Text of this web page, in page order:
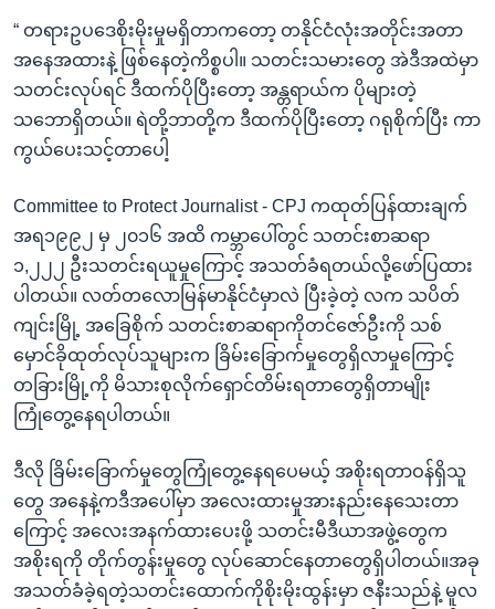
“ တရားဥပဒေစိုးမိုးမှုမရှိတာကတော့ တနိုင်ငံလုံးအတိုင်းအတာ
အနေအထားနဲ့ ဖြစ်နေတဲ့ကိစ္စပါ။ သတင်းသမားတွေ အဲဒီအထဲမှာ
သတင်းလုပ်ရင် ဒီထက်ပိုပြီးတော့ အန္တရာယ်က ပိုများတဲ့
သဘောရှိတယ်။ ရဲတို့ဘာတို့က ဒီထက်ပိုပြီးတော့ ဂရုစိုက်ပြီး ကာ
ကွယ်ပေးသင့်တာပေါ့
Committee to Protect Journalist - CPJ ကထုတ်ပြန်ထားချက်
အရ၁၉၉၂ မှ ၂၀၁၆ အထိ ကမ္ဘာပေါ်တွင် သတင်းစာဆရာ
၁,၂၂၂ ဦးသတင်းရယူမှုကြောင့် အသတ်ခံရတယ်လို့ဖော်ပြထား
ပါတယ်။ လတ်တလောမြန်မာနိုင်ငံမှာလဲ ပြီးခဲ့တဲ့ လက သပိတ်
ကျင်းမြို့ အခြေစိုက် သတင်းစာဆရာကိုတင်ဇော်ဦးကို သစ်
မှောင်ခိုထုတ်လုပ်သူများက ခြိမ်းခြောက်မှုတွေရှိလာမှုကြောင့်
တခြားမြို့ကို မိသားစုလိုက်ရှောင်တိမ်းရတာတွေရှိတာမျိုး
ကြုံတွေ့နေရပါတယ်။
ဒီလို ခြိမ်းခြောက်မှုတွေကြုံတွေ့နေရပေမယ့် အစိုးရတာဝန်ရှိသူ
တွေ အနေနဲ့ကဒီအပေါ်မှာ အလေးထားမှုအားနည်းနေသေးတာ
ကြောင့် အလေးအနက်ထားပေးဖို့ သတင်းမီဒီယာအဖွဲ့တွေက
အစိုးရကို တိုက်တွန်းမှုတွေ လုပ်ဆောင်နေတာတွေရှိပါတယ်။အခု
အသတ်ခံခဲ့ရတဲ့သတင်းထောက်ကိုစိုးမိုးထွန်းမှာ ဇနီးသည်နဲ့ မူလ